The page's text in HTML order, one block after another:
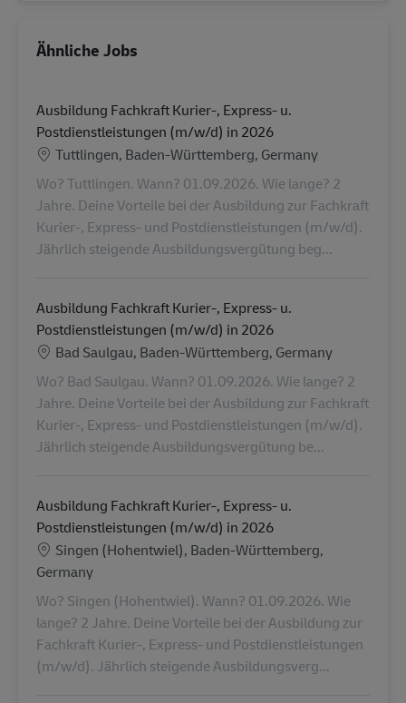
Ähnliche Jobs
Ausbildung Fachkraft Kurier-, Express- u.
Postdienstleistungen (m/w/d) in 2026
Standort
Tuttlingen, Baden-Württemberg, Germany
Wo? Tuttlingen. Wann? 01.09.2026. Wie lange? 2
Jahre. Deine Vorteile bei der Ausbildung zur Fachkraft
Kurier-, Express- und Postdienstleistungen (m/w/d).
Jährlich steigende Ausbildungsvergütung beg...
Ausbildung Fachkraft Kurier-, Express- u.
Postdienstleistungen (m/w/d) in 2026
Standort
Bad Saulgau, Baden-Württemberg, Germany
Wo? Bad Saulgau. Wann? 01.09.2026. Wie lange? 2
Jahre. Deine Vorteile bei der Ausbildung zur Fachkraft
Kurier-, Express- und Postdienstleistungen (m/w/d).
Jährlich steigende Ausbildungsvergütung be...
Ausbildung Fachkraft Kurier-, Express- u.
Postdienstleistungen (m/w/d) in 2026
Standort
Singen (Hohentwiel), Baden-Württemberg,
Germany
Wo? Singen (Hohentwiel). Wann? 01.09.2026. Wie
lange? 2 Jahre. Deine Vorteile bei der Ausbildung zur
Fachkraft Kurier-, Express- und Postdienstleistungen
(m/w/d). Jährlich steigende Ausbildungsverg...